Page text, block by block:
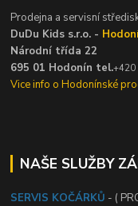
Prodejna a servisní
DuDu Kids s.r.o. -
Národní třída 22
695 01 Hodonín tel.+420
Vice info o Hodonínské
NAŠE SLUŽBY
SERVIS KOČÁRKŮ - (